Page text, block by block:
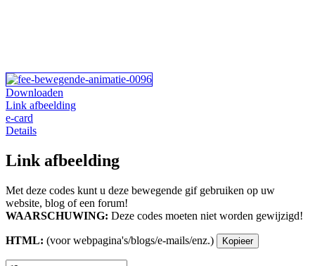
Downloaden
Link afbeelding
e-card
Details
Link afbeelding
Met deze codes kunt u deze bewegende gif gebruiken op uw
website, blog of een forum!
WAARSCHUWING: Deze codes moeten niet worden gewijzigd!
HTML: (voor webpagina's/blogs/e-mails/enz.) Kopieer